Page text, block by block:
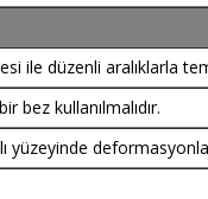
ile düzenli aralıklarla
bez kullanılmalıdır.
yüzeyinde